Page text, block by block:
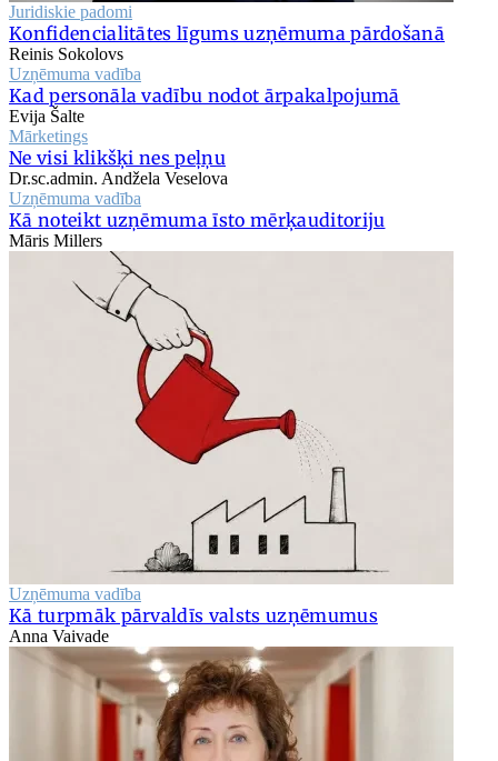
Juridiskie padomi
Konfidencialitātes līgums uzņēmuma pārdošanā
Reinis Sokolovs
Uzņēmuma vadība
Kad personāla vadību nodot ārpakalpojumā
Evija Šalte
Mārketings
Ne visi klikšķi nes peļņu
Dr.sc.admin. Andžela Veselova
Uzņēmuma vadība
Kā noteikt uzņēmuma īsto mērķauditoriju
Māris Millers
Uzņēmuma vadība
Kā turpmāk pārvaldīs valsts uzņēmumus
Anna Vaivade